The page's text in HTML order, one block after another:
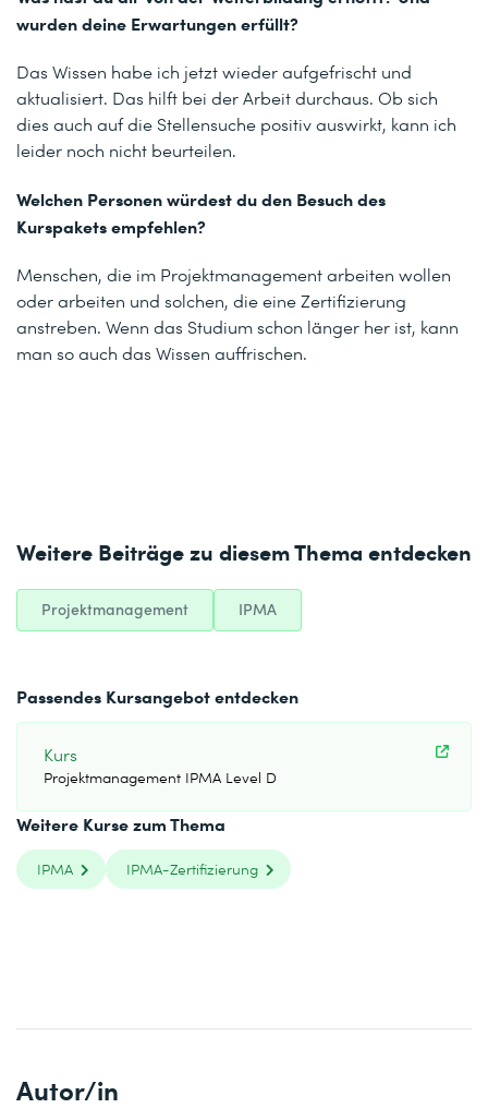
wurden deine Erwartungen erfüllt?
Das Wissen habe ich jetzt wieder aufgefrischt und
aktualisiert. Das hilft bei der Arbeit durchaus. Ob sich
dies auch auf die Stellensuche positiv auswirkt, kann ich
leider noch nicht beurteilen.
Welchen Personen würdest du den Besuch des
Kurspakets empfehlen?
Menschen, die im Projektmanagement arbeiten wollen
oder arbeiten und solchen, die eine Zertifizierung
anstreben. Wenn das Studium schon länger her ist, kann
man so auch das Wissen auffrischen.
Weitere Beiträge zu diesem Thema entdecken
Projektmanagement IPMA
Passendes Kursangebot entdecken
Kurs
Projektmanagement IPMA Level D
Weitere Kurse zum Thema
IPMA IPMA-Zertifizierung
Autor/in